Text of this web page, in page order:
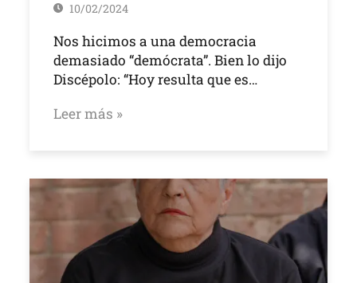
10/02/2024
Nos hicimos a una democracia
demasiado “demócrata”. Bien lo dijo
Discépolo: “Hoy resulta que es…
Leer más »